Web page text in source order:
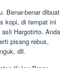
Benar-benar dibuat
kopi, di tempat ini
Hargotirto. Anda
pisang rebus,
dll.